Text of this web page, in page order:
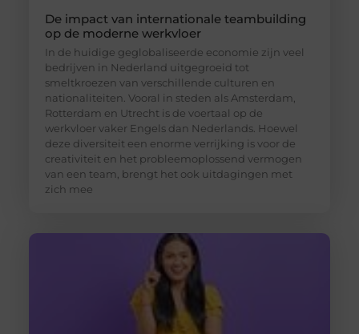
De impact van internationale teambuilding
op de moderne werkvloer
In de huidige geglobaliseerde economie zijn veel
bedrijven in Nederland uitgegroeid tot
smeltkroezen van verschillende culturen en
nationaliteiten. Vooral in steden als Amsterdam,
Rotterdam en Utrecht is de voertaal op de
werkvloer vaker Engels dan Nederlands. Hoewel
deze diversiteit een enorme verrijking is voor de
creativiteit en het probleemoplossend vermogen
van een team, brengt het ook uitdagingen met
zich mee